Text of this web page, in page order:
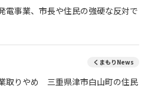
事業、市長や住民の強硬な反対で
くまもりNews
取りやめ 三重県津市白山町の住民